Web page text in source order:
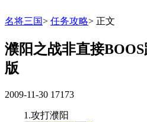
名将三国> 任务攻略> 正文
濮阳之战非直接
版
2009-11-30 17173
1.攻打濮阳